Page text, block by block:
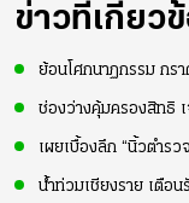
ข่าวที่เกี่ยว
ย้อนโศกนาฏกรรม กรา
ช่องว่างคุ้มครองสิทธิ
เผยเบื้องลึก “นิ้วตำรว
น้ำท่วมเชียงราย เตือ